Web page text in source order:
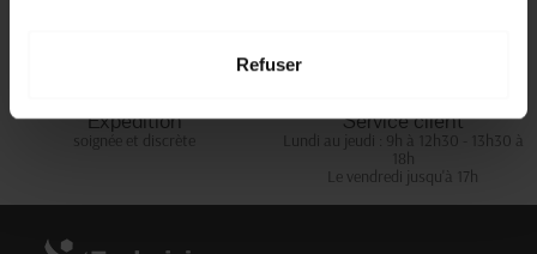
Refuser
Expédition
soignée et discrète
Service client
Lundi au jeudi : 9h à 12h30 - 13h30 à
18h
Le vendredi jusqu'à 17h